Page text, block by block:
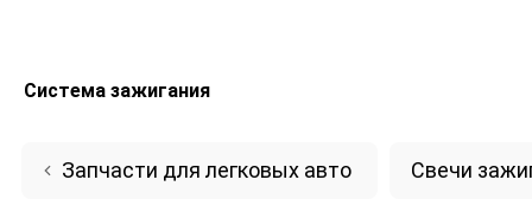
Система зажигания
Запчасти для легковых авто Свечи